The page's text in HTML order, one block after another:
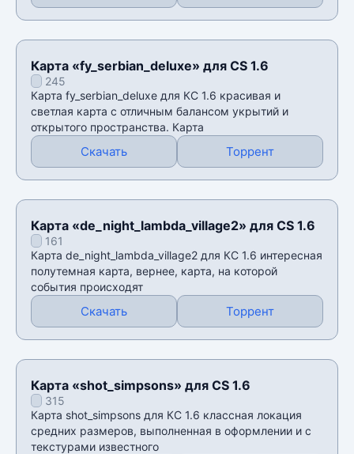
Карта «fy_serbian_deluxe» для CS 1.6
245
Карта fy_serbian_deluxe для КС 1.6 красивая и
светлая карта с отличным балансом укрытий и
открытого пространства. Карта
Скачать Торрент
Карта «de_night_lambda_village2» для CS 1.6
161
Карта de_night_lambda_village2 для КС 1.6 интересная
полутемная карта, вернее, карта, на которой
события происходят
Скачать Торрент
Карта «shot_simpsons» для CS 1.6
315
Карта shot_simpsons для КС 1.6 классная локация
средних размеров, выполненная в оформлении и с
текстурами известного